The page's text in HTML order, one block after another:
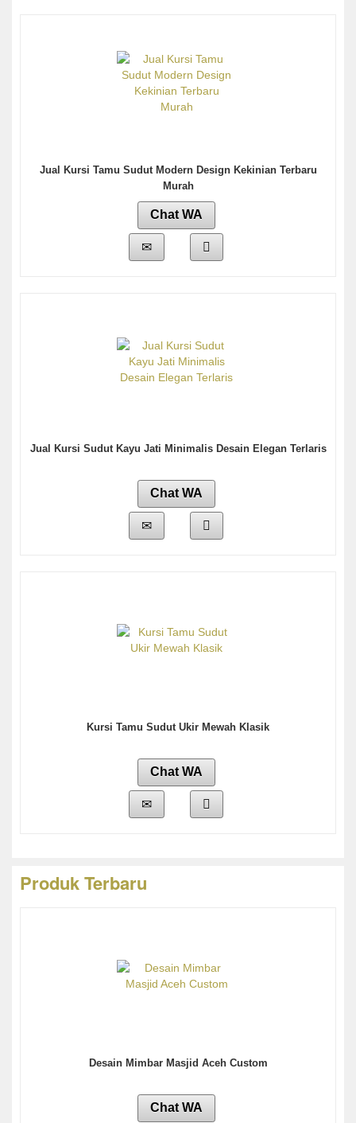
Jual Kursi Tamu Sudut Modern Design Kekinian Terbaru
Murah
Chat WA
Jual Kursi Sudut Kayu Jati Minimalis Desain Elegan Terlaris
Chat WA
Kursi Tamu Sudut Ukir Mewah Klasik
Chat WA
Produk Terbaru
Desain Mimbar Masjid Aceh Custom
Chat WA